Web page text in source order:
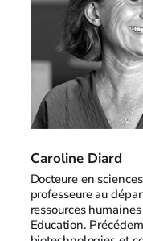
Caroline Diard
Docteure en
professeure au
ressources
Education.